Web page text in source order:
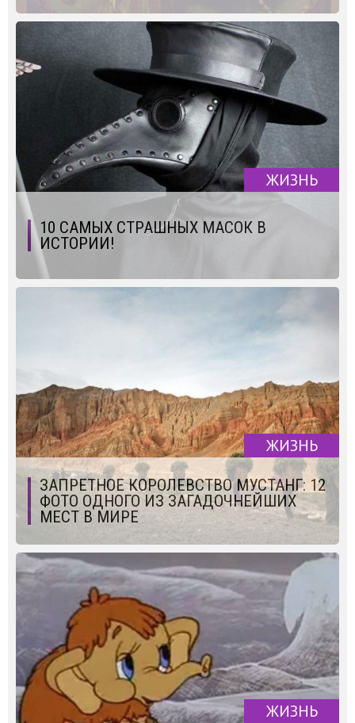
ЖИЗНЬ
10 САМЫХ СТРАШНЫХ МАСОК В
ИСТОРИИ!
ЖИЗНЬ
ЗАПРЕТНОЕ КОРОЛЕВСТВО МУСТАНГ: 12
ФОТО ОДНОГО ИЗ ЗАГАДОЧНЕЙШИХ
МЕСТ В МИРЕ
ЖИЗНЬ